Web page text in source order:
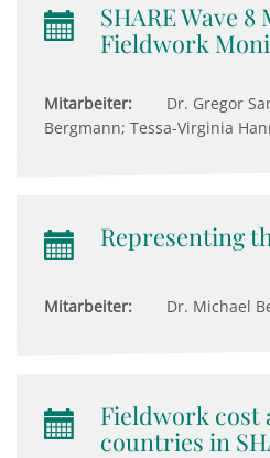
SHARE Wave 8
Fieldwork
Mitarbeiter:
Dr. Gregor
Bergmann; Tessa-Virginia
Representing
Mitarbeiter: Dr. Michael
Fieldwork cost
countries in